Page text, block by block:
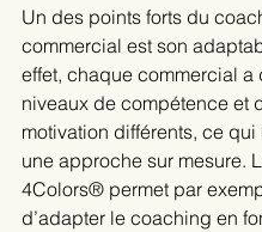
Un des points forts du
commercial est son
effet, chaque commercial a
niveaux de compétence et
motivation différents, ce
une approche sur mesure.
4Colors® permet par
d’adapter le coaching en